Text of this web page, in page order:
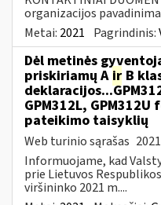
organizacijos
Metai: 2021 Pagrindinis:
Dėl metinės
priskiriamų A ir B
GPM312L,
pateikimo taisyklių
Web turinio sąrašas
Informuojame, kad
prie Lietuvos
viršininko 2021 m....